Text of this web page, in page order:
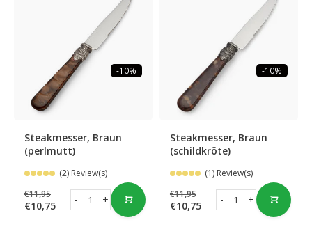
-10%
Steakmesser, Braun
(perlmutt)
(2) Review(s)
€11,95
€10,75 +
-
-10%
Steakmesser, Braun
(schildkröte)
(1) Review(s)
€11,95
€10,75 +
-